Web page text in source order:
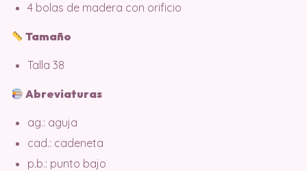
4 bolas de madera con orificio
Tamaño
Talla 38
Abreviaturas
ag.: aguja
cad.: cadeneta
p.b.: punto bajo